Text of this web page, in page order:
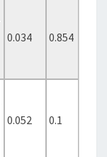
0.034 0.854
0.052 0.1